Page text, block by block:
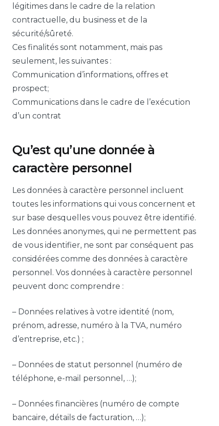
légitimes dans le cadre de la relation
contractuelle, du business et de la
sécurité/sûreté.
Ces finalités sont notamment, mais pas
seulement, les suivantes :
Communication d’informations, offres et
prospect;
Communications dans le cadre de l’exécution
d’un contrat
Qu’est qu’une donnée à
caractère personnel
Les données à caractère personnel incluent
toutes les informations qui vous concernent et
sur base desquelles vous pouvez être identifié.
Les données anonymes, qui ne permettent pas
de vous identifier, ne sont par conséquent pas
considérées comme des données à caractère
personnel. Vos données à caractère personnel
peuvent donc comprendre :
– Données relatives à votre identité (nom,
prénom, adresse, numéro à la TVA, numéro
d’entreprise, etc.) ;
– Données de statut personnel (numéro de
téléphone, e-mail personnel, …);
– Données financières (numéro de compte
bancaire, détails de facturation, …);